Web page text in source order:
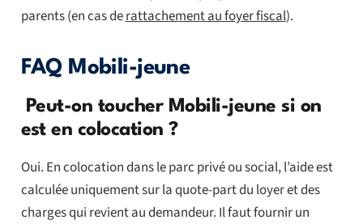
parents (en cas derattachement au foyer fiscal).
FAQ Mobili-jeune
Peut-on toucher Mobili-jeune si on
est en colocation ?
Oui. En colocation dans le parc privé ou social, l’aide est
calculée uniquement sur la quote-part du loyer et des
charges qui revient au demandeur. Il faut fournir un